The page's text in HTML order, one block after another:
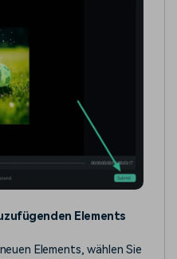
Elements
Elements, wählen Sie